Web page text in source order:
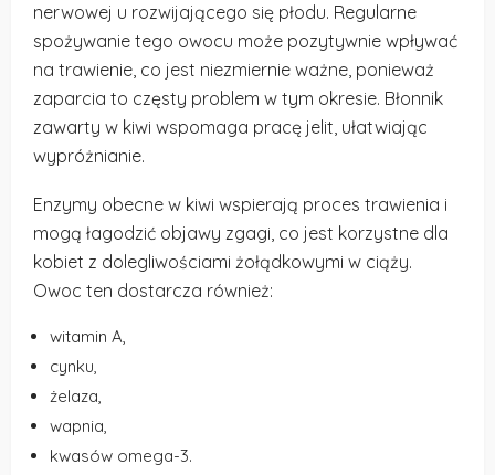
nerwowej u rozwijającego się płodu. Regularne
spożywanie tego owocu może pozytywnie wpływać
na trawienie, co jest niezmiernie ważne, ponieważ
zaparcia to częsty problem w tym okresie. Błonnik
zawarty w kiwi wspomaga pracę jelit, ułatwiając
wypróżnianie.
Enzymy obecne w kiwi wspierają proces trawienia i
mogą łagodzić objawy zgagi, co jest korzystne dla
kobiet z dolegliwościami żołądkowymi w ciąży.
Owoc ten dostarcza również:
witamin A,
cynku,
żelaza,
wapnia,
kwasów omega-3.